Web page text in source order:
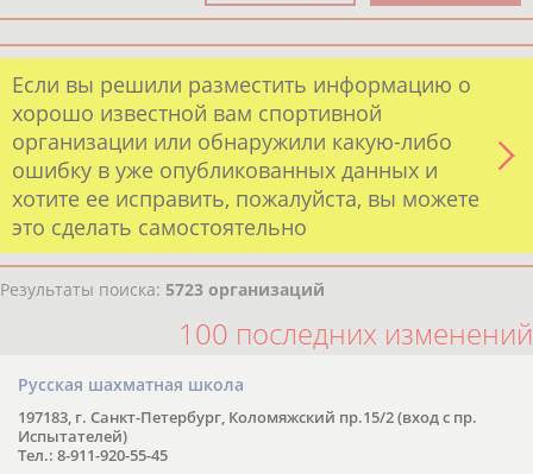
Если вы решили разместить информацию о
хорошо известной вам спортивной
организации или обнаружили какую-либо
ошибку в уже опубликованных данных и
хотите ее исправить, пожалуйста, вы можете
это сделать самостоятельно
Результаты поиска: 5723 организаций
100 последних изменений
Русская шахматная школа
197183, г. Санкт-Петербург, Коломяжский пр.15/2 (вход с пр.
Испытателей)
Тел.: 8-911-920-55-45